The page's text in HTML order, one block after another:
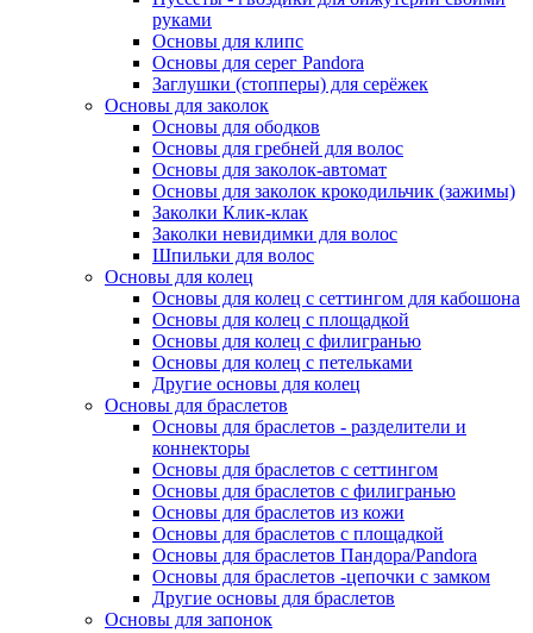
руками
Основы для клипс
Основы для серег Pandora
Заглушки (стопперы) для серёжек
Основы для заколок
Основы для ободков
Основы для гребней для волос
Основы для заколок-автомат
Основы для заколок крокодильчик (зажимы)
Заколки Клик-клак
Заколки невидимки для волос
Шпильки для волос
Основы для колец
Основы для колец с сеттингом для кабошона
Основы для колец с площадкой
Основы для колец с филигранью
Основы для колец с петельками
Другие основы для колец
Основы для браслетов
Основы для браслетов - разделители и
коннекторы
Основы для браслетов с сеттингом
Основы для браслетов с филигранью
Основы для браслетов из кожи
Основы для браслетов с площадкой
Основы для браслетов Пандора/Pandora
Основы для браслетов -цепочки с замком
Другие основы для браслетов
Основы для запонок